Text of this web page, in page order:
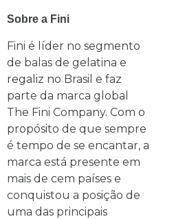
Sobre a Fini
Fini é líder no segmento
de balas de gelatina e
regaliz no Brasil e faz
parte da marca global
The Fini Company. Com o
propósito de que sempre
é tempo de se encantar, a
marca está presente em
mais de cem países e
conquistou a posição de
uma das principais